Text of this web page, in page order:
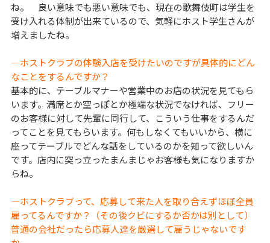
ね。 良い意味でも悪い意味でも、現在の歌舞伎町は学生を
受け入れる体制が出来ているので、気軽にホスト学生さんが
増えましたね。
―ホストクラブの体験入店を受けたいのですが具体的にどん
なことをするんですか？
基本的に、テーブルマナーや営業中のお店の状況を見てもら
います。満席とか空っぽとか極端な状況でなければ、フリー
のお客様に対して先輩に同行して、こういう仕事をするんだ
ってことを見てもらいます。何もしなくてもいいから、横に
座ってテーブルでどんな話をしているのかを知って欲しいん
です。店内に突っ立ったまんまじゃお客様も気になりますか
らね。
―ホストクラブって、応募して来た人を取り合えずほぼ全員
雇ってるんですか？（その後クビにするか否かは別として）
普通の会社だったら応募人達を厳選して雇うじゃないです